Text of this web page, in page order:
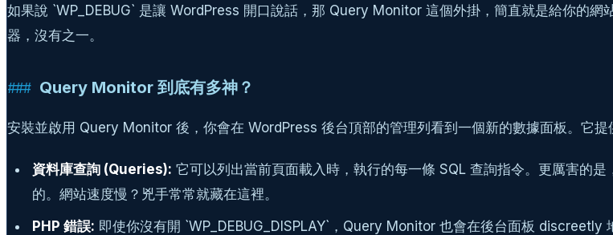
如果說 `WP_DEBUG` 是讓 WordPress 開口說話，那 Query Monitor 這個外掛，簡直就是給你的
器，沒有之一。
Query Monitor 到底有多神？
安裝並啟用 Query Monitor 後，你會在 WordPress 後台頂部的管理列看到一個新的數據面板。它提
資料庫查詢 (Queries): 它可以列出當前頁面載入時，執行的每一條 SQL 查詢指令。更厲害的
的。網站速度慢？兇手常常就藏在這裡。
PHP 錯誤: 即使你沒有開 `WP_DEBUG_DISPLAY`，Query Monitor 也會在後台面板 discreetly